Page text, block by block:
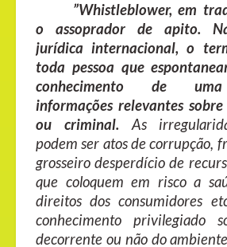
”Whistleblower, em
o assoprador de apito.
jurídica internacional, o
toda pessoa que
conhecimento de
informações relevantes
ou criminal. As
podem ser atos de corrupção,
grosseiro desperdício de
que coloquem em risco a
direitos dos consumidores
conhecimento privilegiado
decorrente ou não do